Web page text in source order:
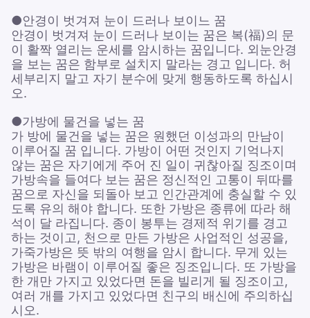
●안경이 벗겨져 눈이 드러나 보이느 꿈
안경이 벗겨져 눈이 드러나 보이는 꿈은 복(福)의 문
이 활짝 열리는 운세를 암시하는 꿈입니다. 외눈안경
을 보는 꿈은 함부로 설치지 말라는 경고 입니다. 허
세부리지 말고 자기 분수에 맞게 행동하도록 하십시
오.
●가방에 물건을 넣는 꿈
가 방에 물건을 넣는 꿈은 원했던 이성과의 만남이
이루어질 꿈 입니다. 가방이 어떤 것인지 기억나지
않는 꿈은 자기에게 주어 진 일이 귀찮아질 징조이며
가방속을 들여다 보는 꿈은 정신적인 고통이 뒤따를
꿈으로 자신을 되돌아 보고 인간관계에 충실할 수 있
도록 유의 해야 합니다. 또한 가방은 종류에 따라 해
석이 달 라집니다. 종이 봉투는 경제적 위기를 경고
하는 것이고, 천으로 만든 가방은 사업적인 성공을,
가죽가방은 뜻 밖의 여행을 암시 합니다. 무게 있는
가방은 바램이 이루어질 좋은 징조입니다. 또 가방을
한 개만 가지고 있었다면 돈을 빌리게 될 징조이고,
여러 개를 가지고 있었다면 친구의 배신에 주의하십
시오.